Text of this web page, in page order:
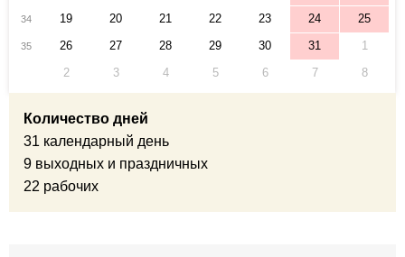
34 19 20 21 22 23 24 25
35 26 27 28 29 30 31
1
2
3 4 5 6 7 8
Количество дней
31 календарный день
9 выходных и праздничных
22 рабочих